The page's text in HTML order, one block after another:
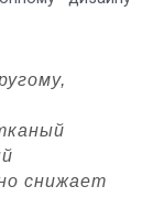
снижает